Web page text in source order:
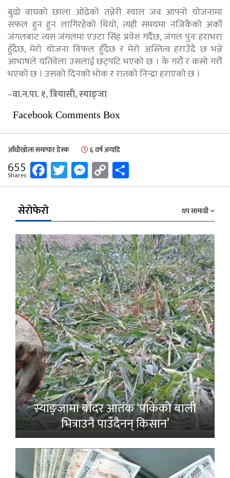
बुढो वाघको छाला ओढेको तन्नेरी स्याल जव आफ्नो योजनामा
सफल हुन हुन लागिरहेको थियो, त्यही समयमा नजिकैको अर्को
जंगलबाट त्यस जंगलमा एउटा सिंह प्रवेश गर्दैछ, जंगल पुनः हराभरा
हुँदैछ, मेरो योजना विफल हुँदैछ र मेरो अस्तित्व हराउँदै छ भन्ने
आभाषले यतिवेला उसलाई छट्पटि भएको छ । के गरौं र कसो गरौं
भएको छ । उसको दिनको भोक र रातको निन्द्रा हराएको छ ।
–वा.न.पा. १, त्रियासी, स्याङ्जा
Facebook Comments Box
आँधीखोला समाचार डेस्क ६ वर्ष अगाडि
655
Shares Facebook
Twitter
Messenger
Copy
Link
सेरोफेरो थप सामाग्री
स्याङ्जामा बाँदर आतंक ‘पाकेको बाली
भित्राउनै पाउँदैनन् किसान’